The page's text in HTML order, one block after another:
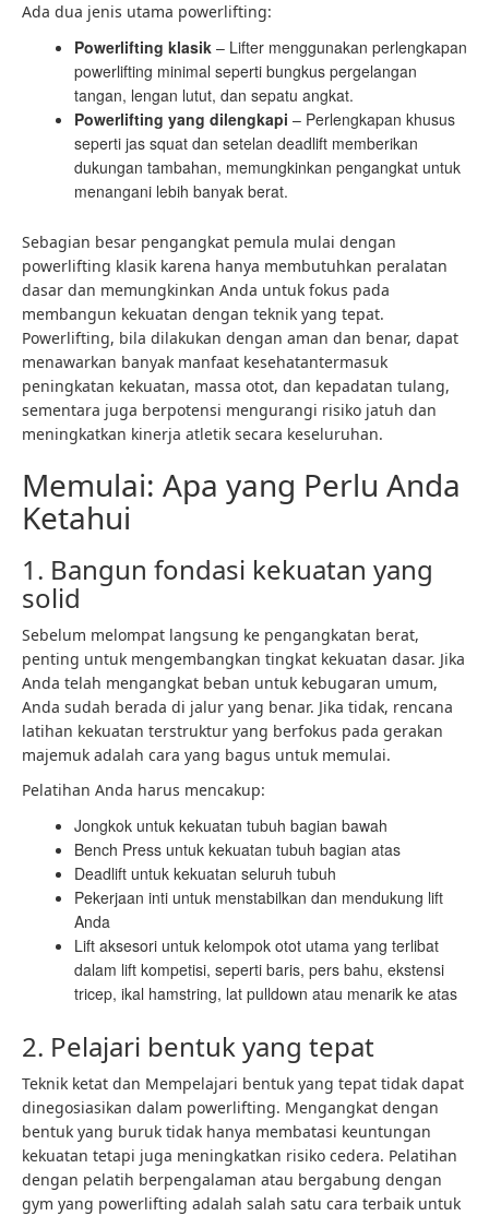
Ada dua jenis utama powerlifting:
Powerlifting klasik – Lifter menggunakan perlengkapan
powerlifting minimal seperti bungkus pergelangan
tangan, lengan lutut, dan sepatu angkat.
Powerlifting yang dilengkapi – Perlengkapan khusus
seperti jas squat dan setelan deadlift memberikan
dukungan tambahan, memungkinkan pengangkat untuk
menangani lebih banyak berat.
Sebagian besar pengangkat pemula mulai dengan
powerlifting klasik karena hanya membutuhkan peralatan
dasar dan memungkinkan Anda untuk fokus pada
membangun kekuatan dengan teknik yang tepat.
Powerlifting, bila dilakukan dengan aman dan benar, dapat
menawarkan banyak manfaat kesehatantermasuk
peningkatan kekuatan, massa otot, dan kepadatan tulang,
sementara juga berpotensi mengurangi risiko jatuh dan
meningkatkan kinerja atletik secara keseluruhan.
Memulai: Apa yang Perlu Anda
Ketahui
1. Bangun fondasi kekuatan yang
solid
Sebelum melompat langsung ke pengangkatan berat,
penting untuk mengembangkan tingkat kekuatan dasar. Jika
Anda telah mengangkat beban untuk kebugaran umum,
Anda sudah berada di jalur yang benar. Jika tidak, rencana
latihan kekuatan terstruktur yang berfokus pada gerakan
majemuk adalah cara yang bagus untuk memulai.
Pelatihan Anda harus mencakup:
Jongkok untuk kekuatan tubuh bagian bawah
Bench Press untuk kekuatan tubuh bagian atas
Deadlift untuk kekuatan seluruh tubuh
Pekerjaan inti untuk menstabilkan dan mendukung lift
Anda
Lift aksesori untuk kelompok otot utama yang terlibat
dalam lift kompetisi, seperti baris, pers bahu, ekstensi
tricep, ikal hamstring, lat pulldown atau menarik ke atas
2. Pelajari bentuk yang tepat
Teknik ketat dan Mempelajari bentuk yang tepat tidak dapat
dinegosiasikan dalam powerlifting. Mengangkat dengan
bentuk yang buruk tidak hanya membatasi keuntungan
kekuatan tetapi juga meningkatkan risiko cedera. Pelatihan
dengan pelatih berpengalaman atau bergabung dengan
gym yang powerlifting adalah salah satu cara terbaik untuk